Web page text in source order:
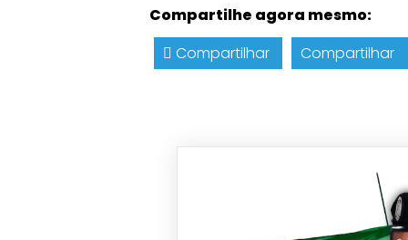
Compartilhe agora mesmo:
Compartilhar
Compartilhar